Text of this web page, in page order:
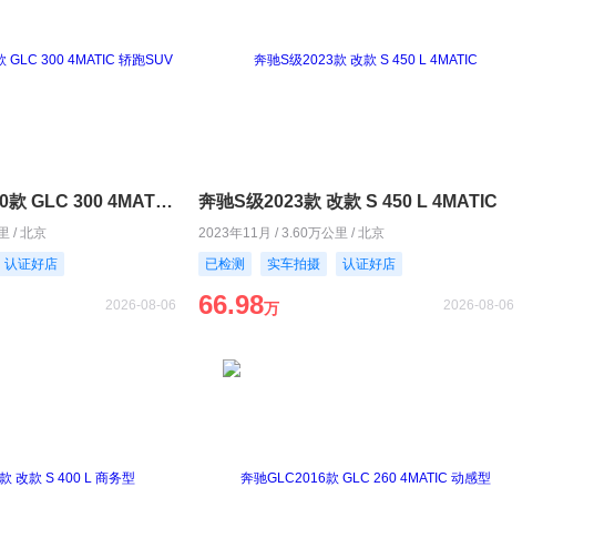
奔驰GLC轿跑2020款 GLC 300 4MATIC 轿跑SUV
/ 北京
认证好店
2026-08-06
奔驰S级2023款 改款 S 450 L 4MATIC
2023年11月 / 3.60万公里 / 北京
已检测
实车拍摄 认证好店
66.98万 2026-08-06